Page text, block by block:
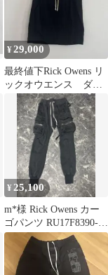
¥29,000
最終値下Rick Owens リ
ックオウエンス ダー
クシャドウ サルエルシ
ョーツ
¥25,100
m*様 Rick Owens カー
ゴパンツ RU17F8390-
BA